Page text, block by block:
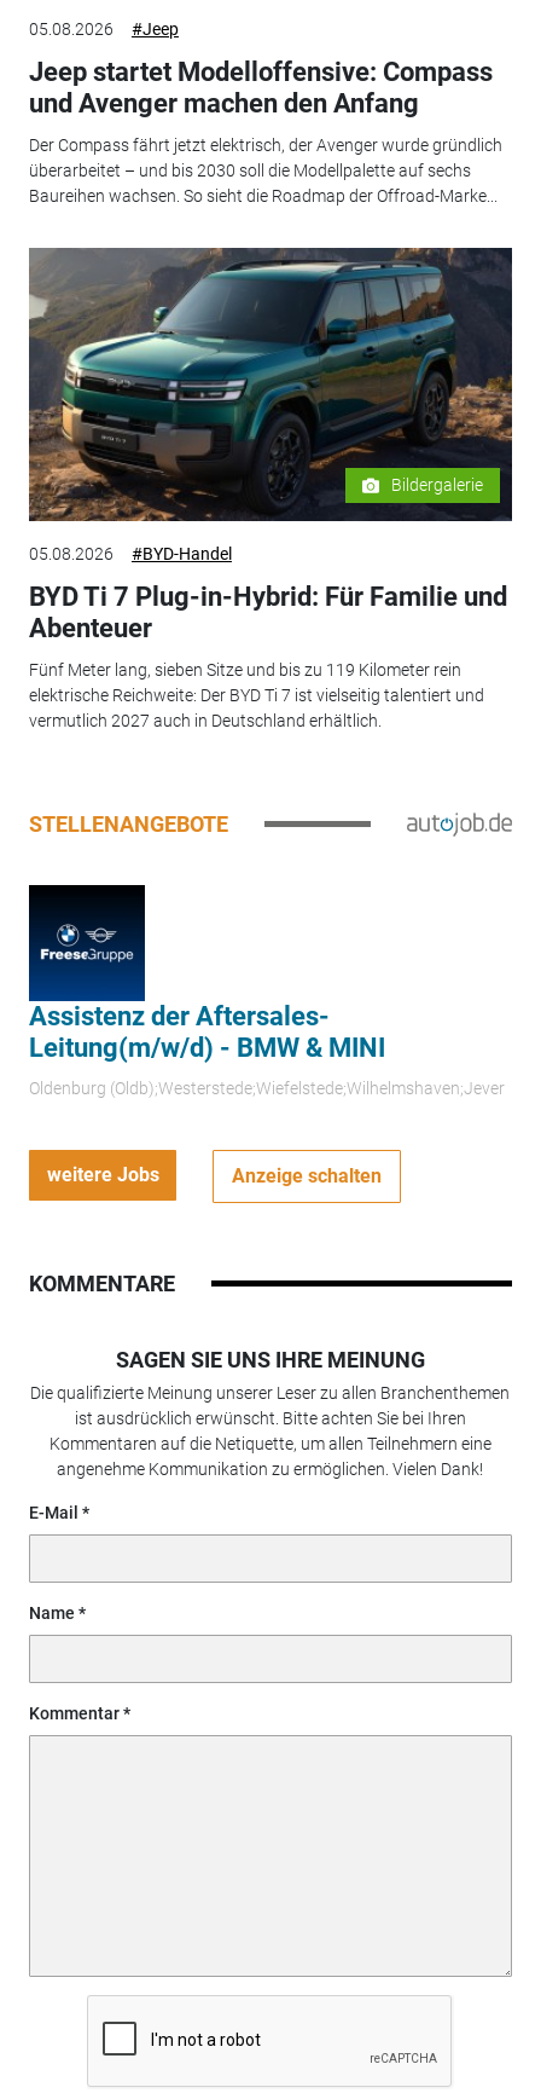
05.08.2026 #Jeep
Jeep startet Modelloffensive: Compass
und Avenger machen den Anfang
Der Compass fährt jetzt elektrisch, der Avenger wurde gründlich
überarbeitet – und bis 2030 soll die Modellpalette auf sechs
Baureihen wachsen. So sieht die Roadmap der Offroad-Marke...
Bildergalerie
05.08.2026 #BYD-Handel
BYD Ti 7 Plug-in-Hybrid: Für Familie und
Abenteuer
Fünf Meter lang, sieben Sitze und bis zu 119 Kilometer rein
elektrische Reichweite: Der BYD Ti 7 ist vielseitig talentiert und
vermutlich 2027 auch in Deutschland erhältlich.
STELLENANGEBOTE
Assistenz der Aftersales-
Leitung(m/w/d) - BMW & MINI
Oldenburg (Oldb);Westerstede;Wiefelstede;Wilhelmshaven;Jever
weitere Jobs Anzeige schalten
KOMMENTARE
SAGEN SIE UNS IHRE MEINUNG
Die qualifizierte Meinung unserer Leser zu allen Branchenthemen
ist ausdrücklich erwünscht. Bitte achten Sie bei Ihren
Kommentaren auf die Netiquette, um allen Teilnehmern eine
angenehme Kommunikation zu ermöglichen. Vielen Dank!
E-Mail
Name
Kommentar